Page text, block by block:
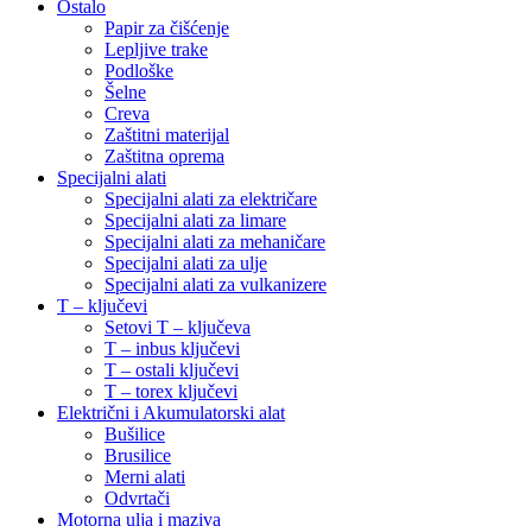
Ostalo
Papir za čišćenje
Lepljive trake
Podloške
Šelne
Creva
Zaštitni materijal
Zaštitna oprema
Specijalni alati
Specijalni alati za električare
Specijalni alati za limare
Specijalni alati za mehaničare
Specijalni alati za ulje
Specijalni alati za vulkanizere
T – ključevi
Setovi T – ključeva
T – inbus ključevi
T – ostali ključevi
T – torex ključevi
Električni i Akumulatorski alat
Bušilice
Brusilice
Merni alati
Odvrtači
Motorna ulja i maziva